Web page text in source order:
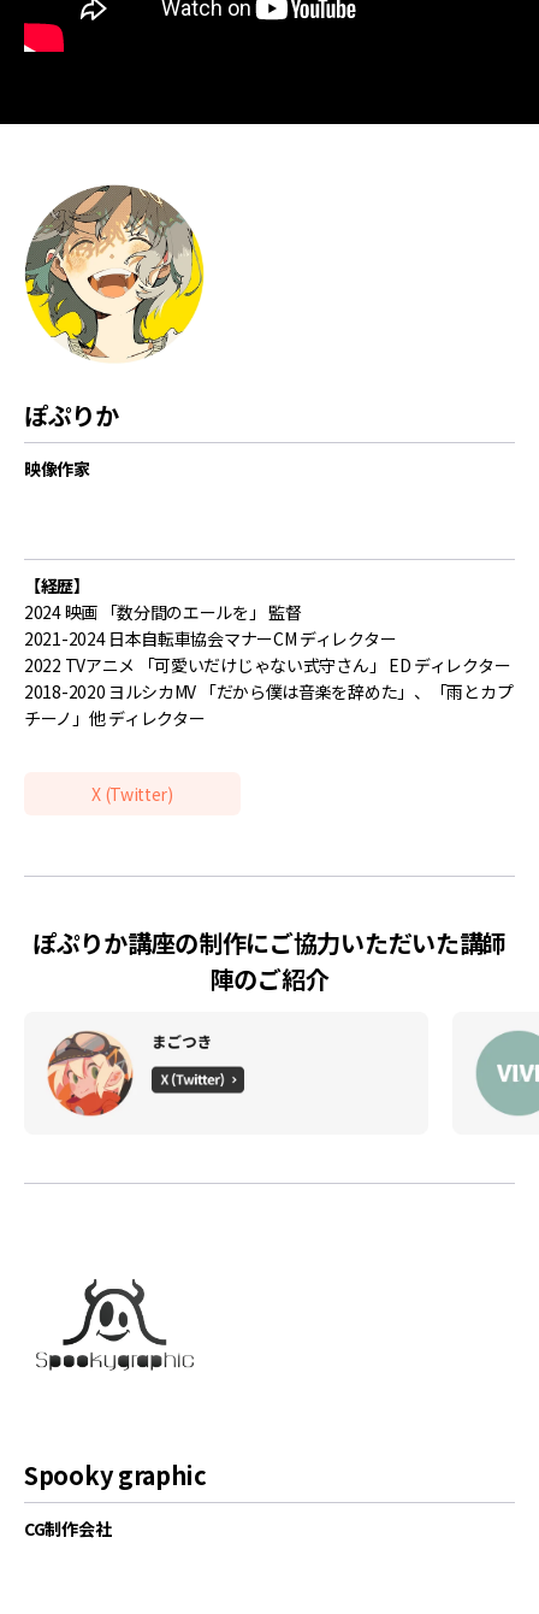
ぽぷりか
映像作家
【経歴】
2024 映画 「数分間のエールを」 監督
2021-2024 日本自転車協会マナーCM ディレクター
2022 TVアニメ 「可愛いだけじゃない式守さん」 ED ディレクター
2018-2020 ヨルシカMV 「だから僕は音楽を辞めた」、「雨とカプ
チーノ」他 ディレクター
X (Twitter)
ぽぷりか講座の制作にご協力いただいた講師
陣のご紹介
Spooky graphic
CG制作会社